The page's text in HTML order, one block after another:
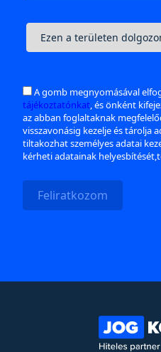
A gomb megnyomásával
tájékoztatónkat, és önként
az abban foglaltaknak
visszavonásig kezelje és tárolja
tiltakozhat személyes adatai
kérheti adatainak
Feliratkozom